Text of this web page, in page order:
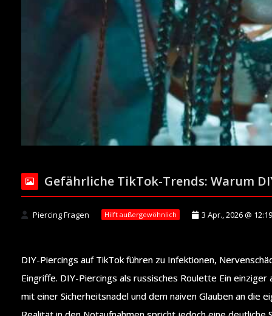
Gefährliche TikTok-Trends: Warum
Piercing Fragen Hilft außergewöhnlich 3 Apr., 2026 @ 12:19
DIY-Piercings auf TikTok führen zu Infektionen,
Eingriffe. DIY-Piercings als russisches Roulette Ein
mit einer Sicherheitsnadel und dem naiven Glauben an die